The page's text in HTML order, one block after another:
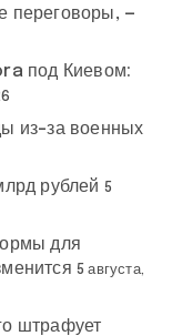
переговоры, —
под Киевом:
из-за военных
рублей 5
для
5 августа,
штрафует